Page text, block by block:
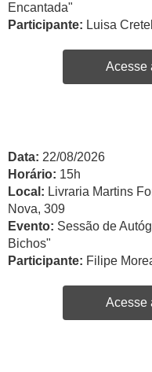
Encantada"
Participante: Luisa
Acesse
Data: 22/08/2026
Horário: 15h
Local: Livraria Martins
Nova, 309
Evento: Sessão de
Bichos"
Participante: Filipe
Acesse